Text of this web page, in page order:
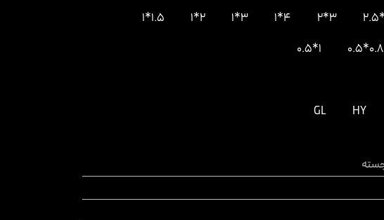
3*2
4*1
3*1
2*1
1.5*1
0.8*0.5
1*0.5
HY
GL